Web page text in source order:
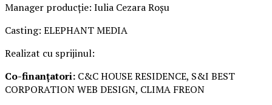
Manager producție: Iulia Cezara Roșu
Casting: ELEPHANT MEDIA
Realizat cu sprijinul:
Co-finanțatori: C&C HOUSE RESIDENCE, S&I BEST
CORPORATION WEB DESIGN, CLIMA FREON